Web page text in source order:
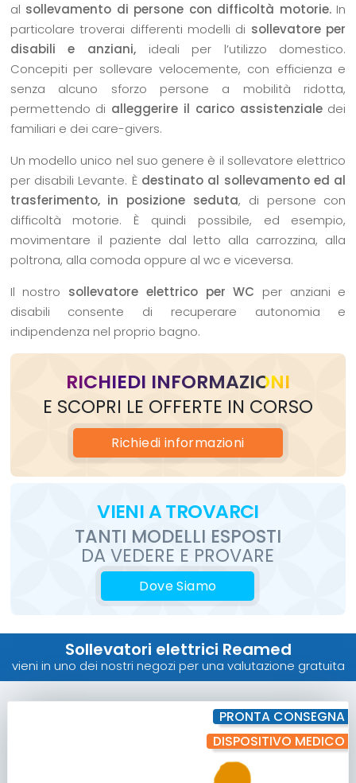
al sollevamento di persone con difficoltà motorie.In
particolare troverai differenti modelli di sollevatore per
disabili e anziani, ideali per l’utilizzo domestico.
Concepiti per sollevare velocemente, con efficienza e
senza alcuno sforzo persone a mobilità ridotta,
permettendo di alleggerire il carico assistenzialedei
familiari e dei care-givers.
Un modello unico nel suo genere è il sollevatore elettrico
per disabili Levante. È destinato al sollevamento ed al
trasferimento, in posizione seduta, di persone con
difficoltà motorie. È quindi possibile, ed esempio,
movimentare il paziente dal letto alla carrozzina, alla
poltrona, alla comoda oppure al wc e viceversa.
Il nostro sollevatore elettrico per WC per anziani e
disabili consente di recuperare autonomia e
indipendenza nel proprio bagno.
RICHIEDI INFORMAZIONI
E SCOPRI LE OFFERTE IN CORSO
Richiedi informazioni
VIENIA TROVARCI
TANTI MODELLI ESPOSTI
DA VEDERE E PROVARE
Dove Siamo
Sollevatori elettrici Reamed
vieni in uno dei nostri negozi per una valutazione gratuita
PRONTA CONSEGNA
DISPOSITIVO MEDICO